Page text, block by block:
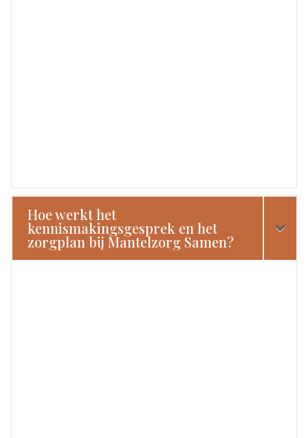
Hoe werkt het
kennismakingsgesprek en het
zorgplan bij Mantelzorg Samen?